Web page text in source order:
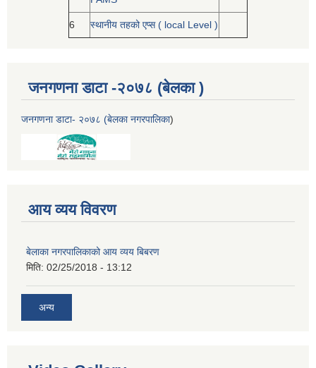
6 स्थानीय तहको एप्स ( local Level )
जनगणना डाटा -२०७८ (बेलका )
जनगणना डाटा- २०७८ (बेलका नगरपालिका)
आय व्यय विवरण
बेलाका नगरपालिकाको आय व्यय बिबरण
मिति: 02/25/2018 - 13:12
अन्य